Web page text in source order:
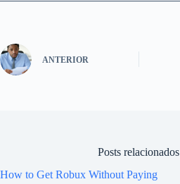
ANTERIOR
Posts relacionados
How to Get Robux Without Paying